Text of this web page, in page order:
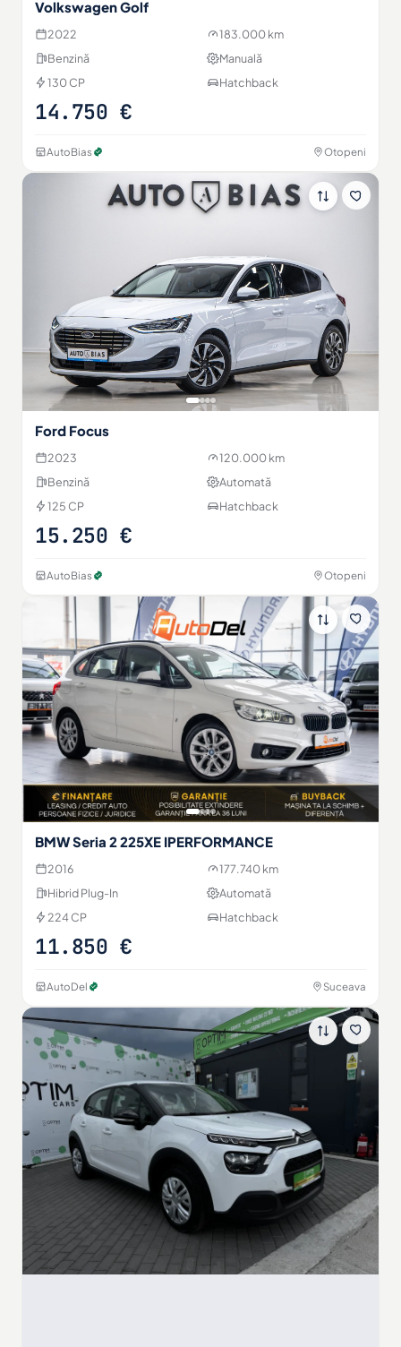
Volkswagen Golf
2022
183.000 km
Benzină
Manuală
130 CP
Hatchback
14.750 €
AutoBias Otopeni
Ford Focus
2023
120.000 km
Benzină
Automată
125 CP
Hatchback
15.250 €
AutoBias Otopeni
BMW Seria 2 225XE IPERFORMANCE
2016
177.740 km
Hibrid Plug-In
Automată
224 CP
Hatchback
11.850 €
AutoDel Suceava